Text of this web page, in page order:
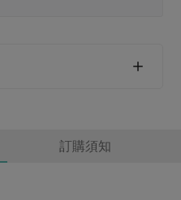
訂購須知